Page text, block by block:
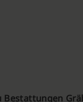
Bestattungen